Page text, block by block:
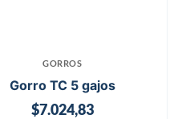
GORROS
Gorro TC 5 gajos
$7.024,83